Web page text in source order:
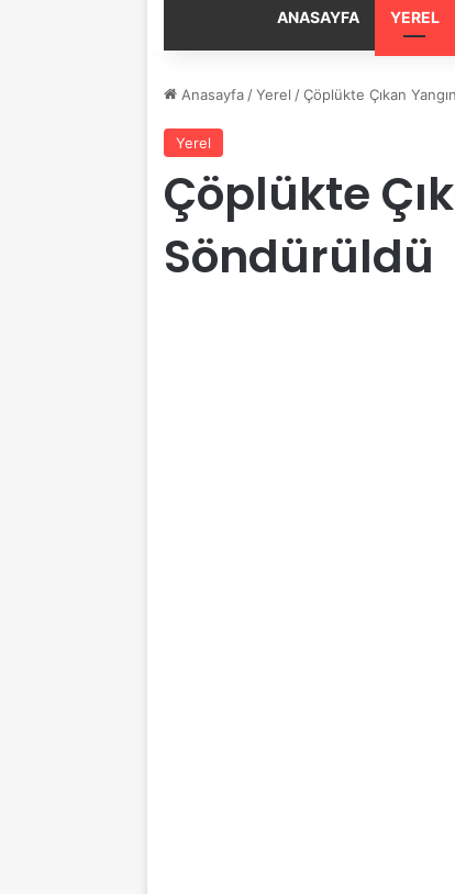
ANASAYFA YEREL
Anasayfa / Yerel / Çöplükte Çıkan
Yerel
Çöplükte
Söndürüldü